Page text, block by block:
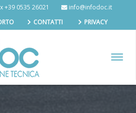
+39 0535 26021
info@infodoc.it
CONTATTI PRIVACY